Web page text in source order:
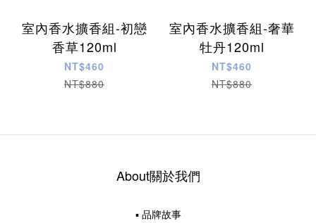
室內香水擴香組-初戀
香草120ml
NT$460
NT$880
室內香水擴香組-奢華
牡丹120ml
NT$460
NT$880
About關於我們
▪ 品牌故事